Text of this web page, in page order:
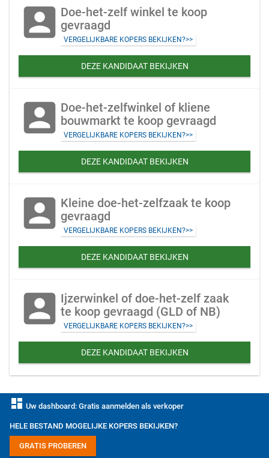
account_box Doe-het-zelf winkel te koop
gevraagd
VERGELIJKBARE KOPERS BEKIJKEN?>>
DEZE KANDIDAAT BEKIJKEN
account_box Doe-het-zelfwinkel of kliene
bouwmarkt te koop gevraagd
VERGELIJKBARE KOPERS BEKIJKEN?>>
DEZE KANDIDAAT BEKIJKEN
account_box Kleine doe-het-zelfzaak te koop
gevraagd
VERGELIJKBARE KOPERS BEKIJKEN?>>
DEZE KANDIDAAT BEKIJKEN
account_box Ijzerwinkel of doe-het-zelf zaak
te koop gevraagd (GLD of NB)
VERGELIJKBARE KOPERS BEKIJKEN?>>
DEZE KANDIDAAT BEKIJKEN
dashboard Uw dashboard: Gratis aanmelden als verkoper
HELE BESTAND MOGELIJKE KOPERS BEKIJKEN?
GRATIS PROBEREN